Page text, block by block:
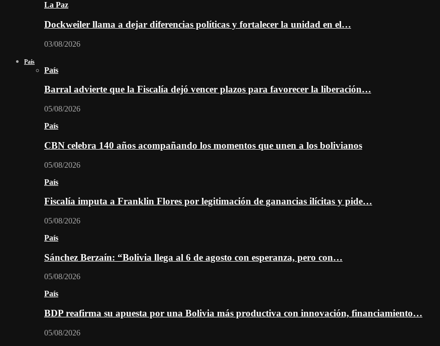
La Paz
Dockweiler llama a dejar diferencias políticas y fortalecer la unidad en el…
03/08/2026
País
País
Barral advierte que la Fiscalía dejó vencer plazos para favorecer la liberación…
05/08/2026
País
CBN celebra 140 años acompañando los momentos que unen a los bolivianos
05/08/2026
País
Fiscalía imputa a Franklin Flores por legitimación de ganancias ilícitas y pide…
05/08/2026
País
Sánchez Berzaín: “Bolivia llega al 6 de agosto con esperanza, pero con…
05/08/2026
País
BDP reafirma su apuesta por una Bolivia más productiva con innovación, financiamiento…
05/08/2026